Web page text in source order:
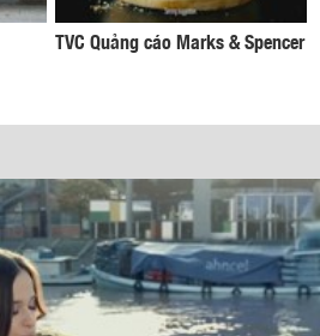
TVC Quảng cáo Marks & Spencer